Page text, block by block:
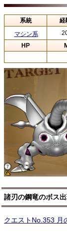
系統 経
マシン系
HP
諸刃の鋼竜のボス
クエストNo.353 月